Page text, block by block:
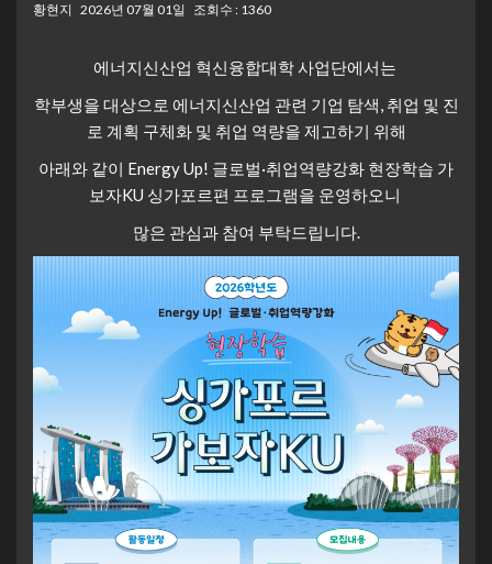
황현지 2026년 07월 01일 조회수 : 1360
에너지신산업 혁신융합대학 사업단에서는
학부생을 대상으로 에너지신산업 관련 기업 탐색, 취업 및 진
로 계획 구체화 및 취업 역량을 제고하기 위해
아래와 같이 Energy Up! 글로벌·취업역량강화 현장학습 가
보자KU 싱가포르편 프로그램을 운영하오니
많은 관심과 참여 부탁드립니다.